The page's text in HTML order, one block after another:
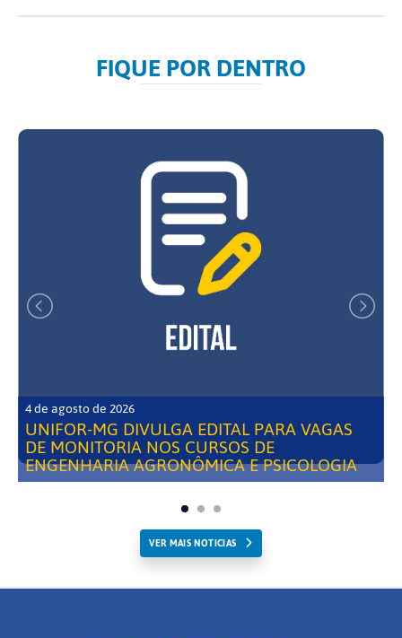
FIQUE POR DENTRO
4 de agosto de 2026
UNIFOR-MG DIVULGA EDITAL PARA VAGAS
DE MONITORIA NOS CURSOS DE
ENGENHARIA AGRONÔMICA E PSICOLOGIA
VER MAIS NOTICIAS